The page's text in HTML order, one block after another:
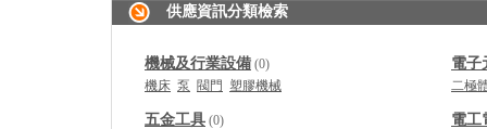
供應資訊分類檢索
機械及行業設備 (0)
機床 泵 閥門 塑膠機械
電子
二極
五金工具 (0)
電工